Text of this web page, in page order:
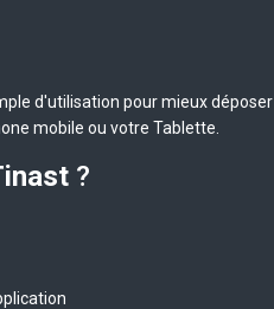
d'utilisation pour mieux déposer
mobile ou votre Tablette.
?